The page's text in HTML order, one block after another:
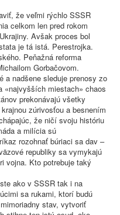
že veľmi rýchlo SSSR
celkom len pred rokom
Avšak proces bol
je tá istá. Perestrojka.
Peňažná reforma
Gorbačovom.
a nadšene sleduje prenosy zo
«najvyšších miestach» chaos
prekonávajú všetky
zúrivosťou a besnením
že ničí svoju históriu
a milícia sú
rozohnať búriaci sa dav –
republiky sa vymykajú
vojna. Kto potrebuje taký
ako v SSSR tak i na
sa rukami, ktorí budú
stav, vytvoriť